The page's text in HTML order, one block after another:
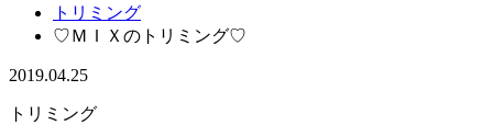
トリミング
♡ＭＩＸのトリミング♡
2019.04.25
トリミング